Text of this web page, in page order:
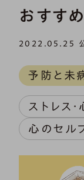
おすす
2022.05.25
予防と未
ストレス
心のセル